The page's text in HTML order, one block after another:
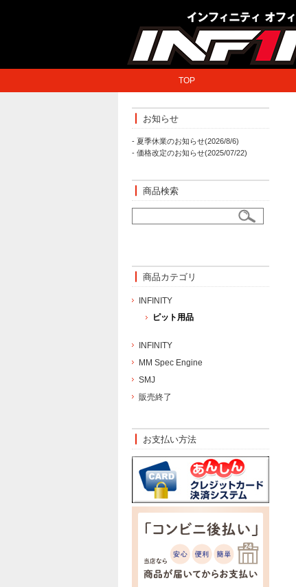
TOP
お知らせ
- 夏季休業のお知らせ(2026/8/6)
- 価格改定のお知らせ(2025/07/22)
商品検索
商品カテゴリ
INFINITY
ピット用品
INFINITY
MM Spec Engine
SMJ
販売終了
お支払い方法